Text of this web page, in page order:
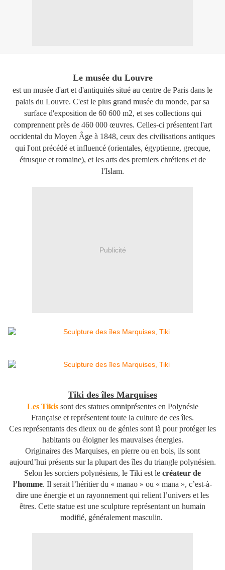
Le musée du Louvre
est un musée d'art et d'antiquités situé au centre de Paris dans le
palais du Louvre. C'est le plus grand musée du monde, par sa
surface d'exposition de 60 600 m2, et ses collections qui
comprennent près de 460 000 œuvres. Celles-ci présentent l'art
occidental du Moyen Âge à 1848, ceux des civilisations antiques
qui l'ont précédé et influencé (orientales, égyptienne, grecque,
étrusque et romaine), et les arts des premiers chrétiens et de
l'Islam.
Publicité
Tiki des îles Marquises
Les Tikis sont des statues omniprésentes en Polynésie
Française et représentent toute la culture de ces îles.
Ces représentants des dieux ou de génies sont là pour protéger les
habitants ou éloigner les mauvaises énergies.
Originaires des Marquises, en pierre ou en bois, ils sont
aujourd’hui présents sur la plupart des îles du triangle polynésien.
Selon les sorciers polynésiens, le Tiki est le créateur de
l’homme. Il serait l’héritier du « manao » ou « mana », c’est-à-
dire une énergie et un rayonnement qui relient l’univers et les
êtres. Cette statue est une sculpture représentant un humain
modifié, généralement masculin.